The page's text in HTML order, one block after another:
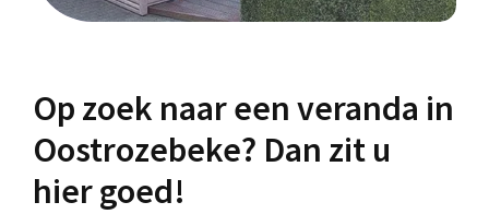
Op zoek naar een veranda in
Oostrozebeke? Dan zit u
hier goed!